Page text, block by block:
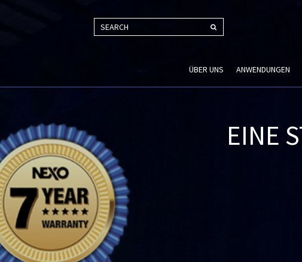
SEARCH
ÜBER UNS ANWENDUNGEN
EINE